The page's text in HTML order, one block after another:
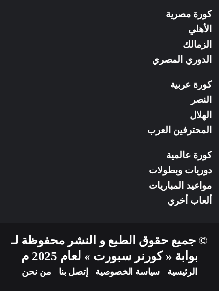
كورة مصرية
الأهلي
الزمالك
الدوري المصري
كورة عربية
النصر
الهلال
المحترفين العرب
كورة عالمية
دوريات وبطولات
مواعيد المباريات
ألعاب أخري
© جميع حقوق الطبع و النشر محفوظة لـ
بوابة « كورنر سبورت » لعام 2025 م
الرئيسية سياسة الخصوصية إتصل بنا من نحن